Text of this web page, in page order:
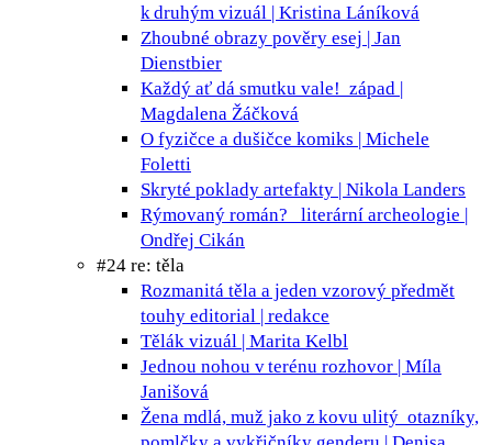
k druhým vizuál | Kristina Láníková
Zhoubné obrazy pověry esej | Jan
Dienstbier
Každý ať dá smutku vale! západ |
Magdalena Žáčková
O fyzičce a dušičce komiks | Michele
Foletti
Skryté poklady artefakty | Nikola Landers
Rýmovaný román?
literární archeologie |
Ondřej Cikán
#24 re: těla
Rozmanitá těla a jeden vzorový předmět
touhy editorial | redakce
Tělák vizuál | Marita Kelbl
Jednou nohou v terénu rozhovor | Míla
Janišová
Žena mdlá, muž jako z kovu ulitý otazníky,